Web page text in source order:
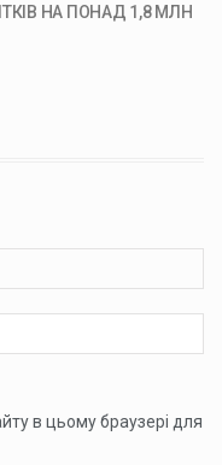
НА ПОНАД 1,8 МЛН
в цьому браузері для